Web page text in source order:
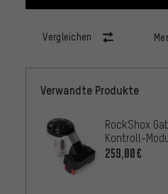
Vergleichen
Verwandte Produkte
RockShox
Kontroll-
SL Flight
259,00€